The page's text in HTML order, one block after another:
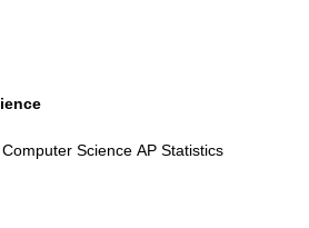
Computer Science AP Statistics